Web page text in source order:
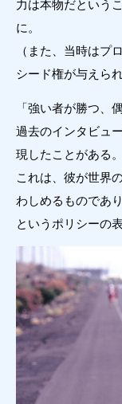
力は本物だという
に。
（また、当時はプ
シード権が与えら
「強い者が勝つ、
過去のインタビュ
現したことがある。
これは、彼が世界
わしめるものであ
というポリシーの